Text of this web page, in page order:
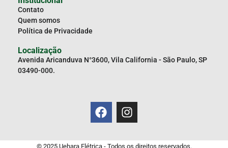
Contato
Quem somos
Política de Privacidade
Localização
Avenida Aricanduva N°3600, Vila California - São Paulo, SP
03490-000.
© 2025 Uehara Elétrica - Todos os direitos reservados.